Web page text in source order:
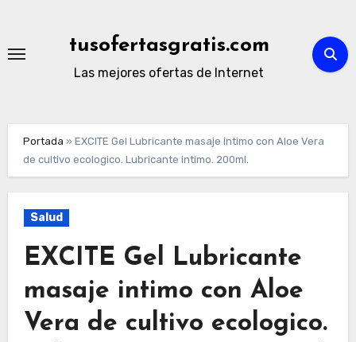
contenido
tusofertasgratis.com
Las mejores ofertas de Internet
Portada »EXCITE Gel Lubricante masaje intimo con Aloe Vera
de cultivo ecologico. Lubricante intimo. 200ml.
Salud
EXCITE Gel Lubricante
masaje intimo con Aloe
Vera de cultivo ecologico.